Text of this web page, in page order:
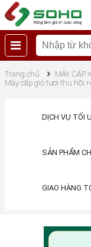
Trang chủ
MÁY CẤP
Máy cấp gió tươi thu hồi
DỊCH VỤ TỐI
SẢN PHẨM
GIAO HÀNG